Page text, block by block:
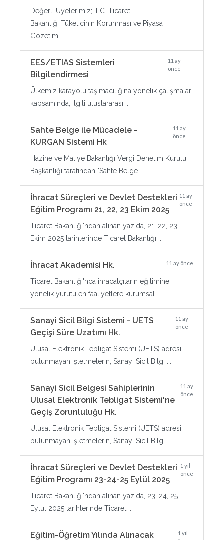
Değerli Üyelerimiz; T.C. Ticaret
Bakanlığı Tüketicinin Korunması ve Piyasa
Gözetimi ...
EES/ETIAS Sistemleri
Bilgilendirmesi
11 ay
önce
Ülkemiz karayolu taşımacılığına yönelik çalışmalar
kapsamında, ilgili uluslararası ...
Sahte Belge ile Mücadele -
KURGAN Sistemi Hk
11 ay
önce
Hazine ve Maliye Bakanlığı Vergi Denetim Kurulu
Başkanlığı tarafından "Sahte Belge ...
İhracat Süreçleri ve Devlet Destekleri
Eğitim Programı 21, 22, 23 Ekim 2025
11 ay
önce
Ticaret Bakanlığı'ndan alınan yazıda, 21, 22, 23
Ekim 2025 tarihlerinde Ticaret Bakanlığı ...
İhracat Akademisi Hk. 11 ay önce
Ticaret Bakanlığı'nca ihracatçıların eğitimine
yönelik yürütülen faaliyetlere kurumsal ...
Sanayi Sicil Bilgi Sistemi - UETS
Geçişi Süre Uzatımı Hk.
11 ay
önce
Ulusal Elektronik Tebligat Sistemi (UETS) adresi
bulunmayan işletmelerin, Sanayi Sicil Bilgi ...
Sanayi Sicil Belgesi Sahiplerinin
Ulusal Elektronik Tebligat Sistemi'ne
Geçiş Zorunluluğu Hk.
11 ay
önce
Ulusal Elektronik Tebligat Sistemi (UETS) adresi
bulunmayan işletmelerin, Sanayi Sicil Bilgi ...
İhracat Süreçleri ve Devlet Destekleri
Eğitim Programı 23-24-25 Eylül 2025
1 yıl
önce
Ticaret Bakanlığı'ndan alınan yazıda, 23, 24, 25
Eylül 2025 tarihlerinde Ticaret ...
Eğitim-Öğretim Yılında Alınacak
1 yıl